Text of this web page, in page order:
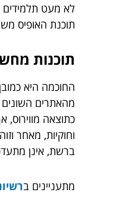
לא מעט תלמידים
תוכנת האופיס
תוכנות
החוכמה היא
מהאתרים
כתוצאה
וחוקיות, מאחר
ברשת, אינן
מתעניינים ב